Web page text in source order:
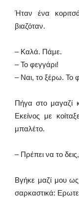
Ήταν ένα
βιαζόταν.
– Καλά. Πάμε.
– Το φεγγάρι!
– Ναι, το ξέρω. Το
Πήγα στο μαγαζί
Εκείνος με
μπαλέτο.
– Πρέπει να το
Βγήκε μαζί μου ως
σαρκαστικά: